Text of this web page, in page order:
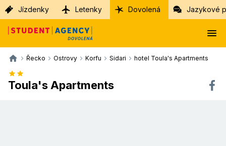
Jízdenky Letenky Dovolená Jazykové
Řecko Ostrovy Korfu Sidari hotel Toula's Apartments
Toula's Apartments